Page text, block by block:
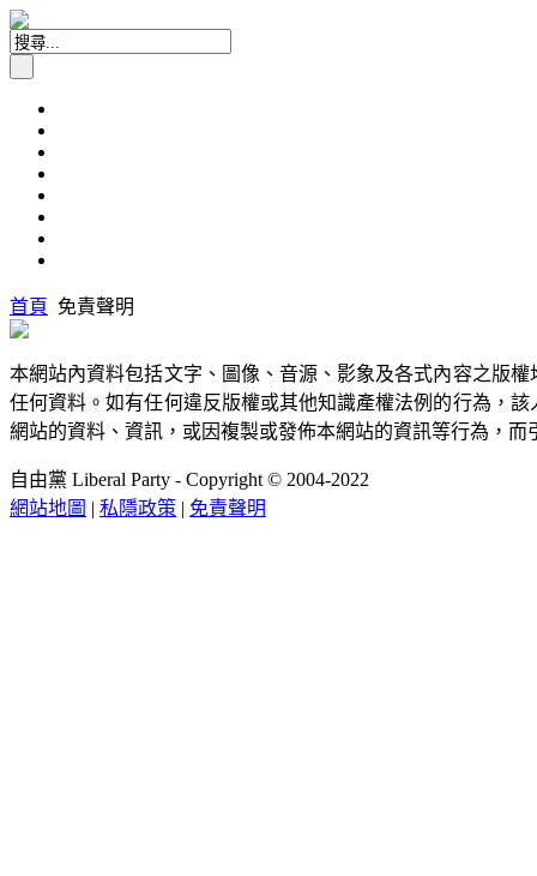
首頁 免責聲明
本網站內資料包括文字、圖像、音源、影象及各式內容之版
任何資料。如有任何違反版權或其他知識產權法例的行為，
網站的資料、資訊，或因複製或發佈本網站的資訊等行為，
自由黨 Liberal Party - Copyright © 2004-2022
網站地圖 | 私隱政策 | 免責聲明